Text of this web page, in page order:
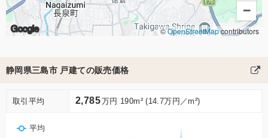
Google
−
©OpenStreetMapcontributors
静岡県三島市 戸建ての販売価格
取引平均 2,785万円 190m² (14.7万円／m²)
平均